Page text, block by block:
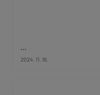
...
2024. 11. 16.